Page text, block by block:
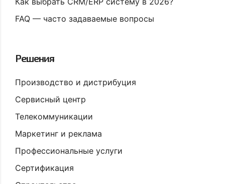
FAQ — часто задаваемые вопросы
Решения
Производство и дистрибуция
Сервисный центр
Телекоммуникации
Маркетинг и реклама
Профессиональные услуги
Сертификация